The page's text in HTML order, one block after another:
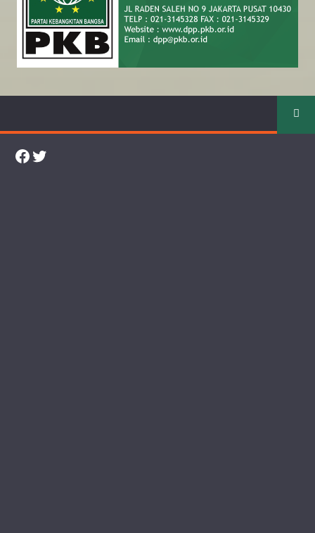
Facebook
Twitter